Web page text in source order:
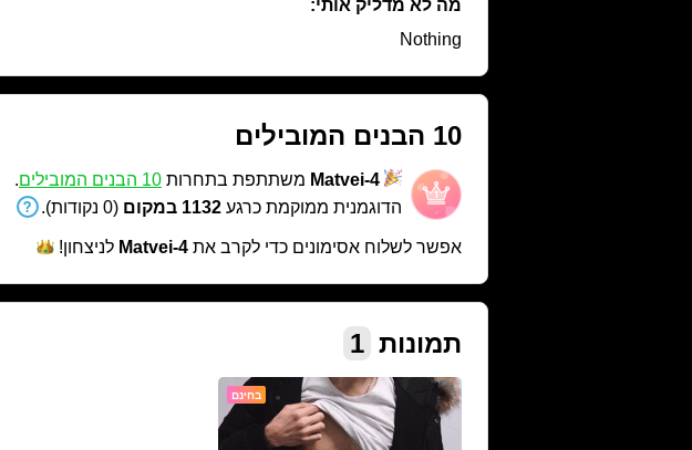
מה לא מדליק אותי:
Nothing
10 הבנים המובילים
Matvei-4 משתתפת בתחרות 10 הבנים המובילים
.
הדוגמנית ממוקמת כרגע 1132 במקום (0 נקודות).
אפשר לשלוח אסימונים כדי לקרב את Matvei-4 לניצחון!
תמונות 1
בחינם